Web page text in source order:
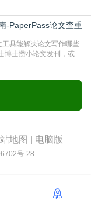
人写好的综述段落，系统
不可避免，比如“本文采
-PaperPass论文查重
具能解决论文写作哪些
士攒小论文发刊，或是
点上，交上去才发现重复
这些痛点基本都能高效解
地图 电脑版
号-28